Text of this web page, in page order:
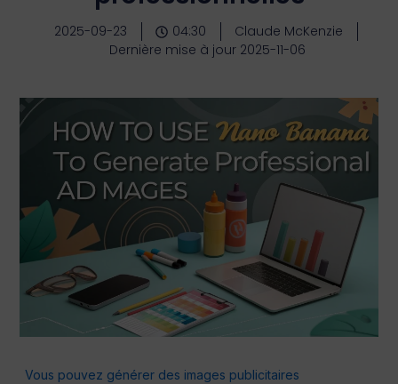
2025-09-23 04:30
Claude McKenzie
Dernière mise à jour 2025-11-06
Vous pouvez générer des images publicitaires